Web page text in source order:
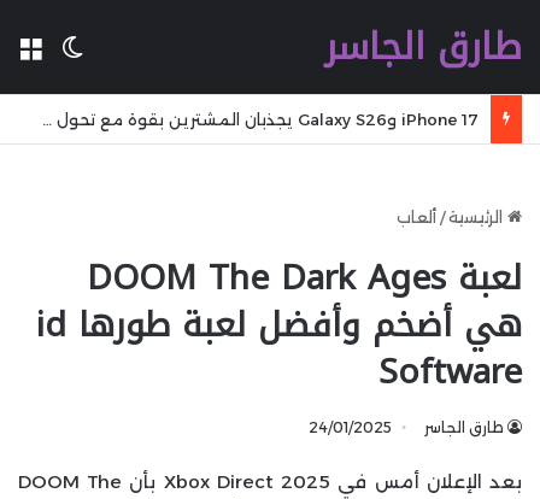
طارق الجاسر
الرئيسية/ ألعاب
لعبة DOOM The Dark Ages
هي أضخم وأفضل لعبة طورها id
Software
طارق الجاسر 24/01/2025
بعد الإعلان أمس في Xbox Direct 2025 بأن DOOM The